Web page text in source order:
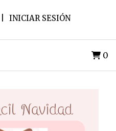
INICIAR SESIÓN
0